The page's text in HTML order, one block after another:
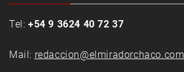
Tel: +54 9 3624 40 72 37
Mail: redaccion@elmiradorchaco.com